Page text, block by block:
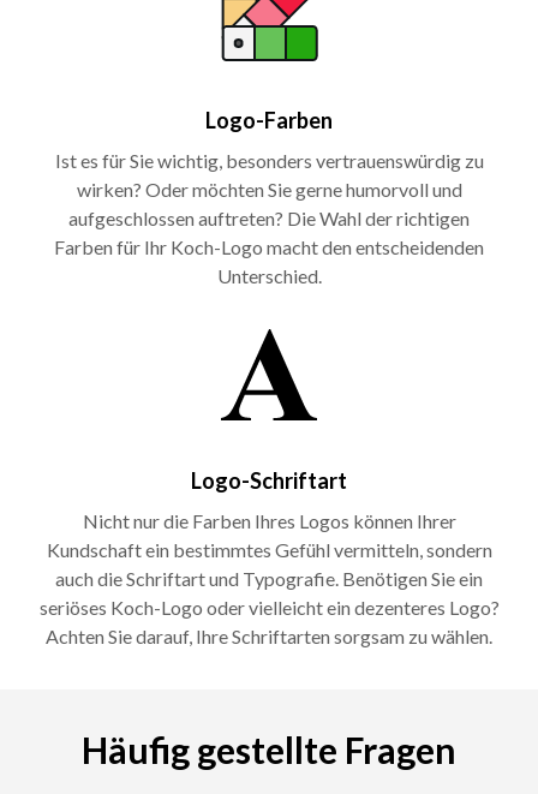
Logo-Farben
Ist es für Sie wichtig, besonders vertrauenswürdig zu
wirken? Oder möchten Sie gerne humorvoll und
aufgeschlossen auftreten? Die Wahl der richtigen
Farben für Ihr Koch-Logo macht den entscheidenden
Unterschied.
Logo-Schriftart
Nicht nur die Farben Ihres Logos können Ihrer
Kundschaft ein bestimmtes Gefühl vermitteln, sondern
auch die Schriftart und Typografie. Benötigen Sie ein
seriöses Koch-Logo oder vielleicht ein dezenteres Logo?
Achten Sie darauf, Ihre Schriftarten sorgsam zu wählen.
Häufig gestellte Fragen